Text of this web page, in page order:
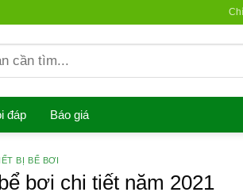
đáp Báo giá
BỊ BỂ BƠI
bơi chi tiết năm 2021